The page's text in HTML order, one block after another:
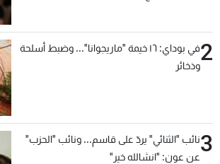
2
في بوداي: ١٦ خيمة "ماريجوانا"... وضبط أسلحة
وذخائر
3نائب "الثنائي" يردّ على قاسم... ونائب "الحزب"
عن عون: "انشالله خير"